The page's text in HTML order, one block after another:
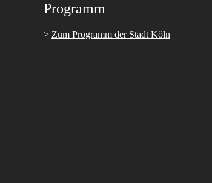
Programm
> Zum Programm der Stadt Köln